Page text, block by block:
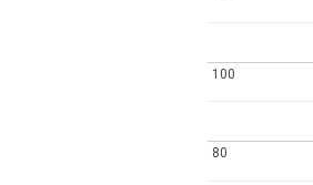
80
80
100
100